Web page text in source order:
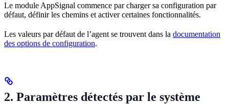
Le module AppSignal commence par charger sa configuration par
défaut, définir les chemins et activer certaines fonctionnalités.
Les valeurs par défaut de l’agent se trouvent dans la documentation
des options de configuration.
2. Paramètres détectés par le système